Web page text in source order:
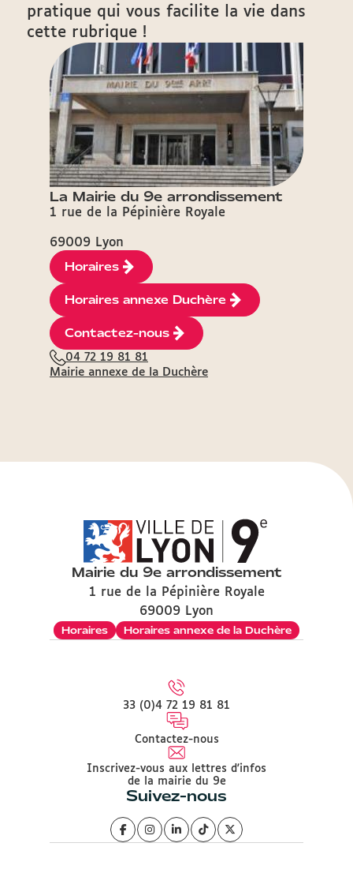
pratique qui vous facilite la vie dans
cette rubrique !
La Mairie du 9e arrondissement
1 rue de la Pépinière Royale
69009 Lyon
Horaires
Horaires annexe Duchère
Contactez-nous
04 72 19 81 81
Mairie annexe de la Duchère
Mairie du 9e arrondissement
1 rue de la Pépinière Royale
69009 Lyon
Horaires
Horaires annexe de la Duchère
33 (0)4 72 19 81 81
Contactez-nous
Inscrivez-vous aux lettres d'infos
de la mairie du 9e
Suivez-nous